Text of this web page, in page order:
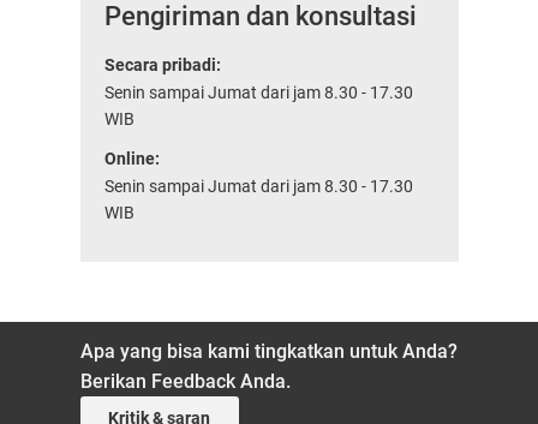
Pengiriman dan konsultasi
Secara pribadi:
Senin sampai Jumat dari jam 8.30 - 17.30
WIB
Online:
Senin sampai Jumat dari jam 8.30 - 17.30
WIB
Apa yang bisa kami tingkatkan untuk Anda?
Berikan Feedback Anda.
Kritik & saran